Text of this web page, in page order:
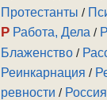
Протестанты /
Р Работа, Дела /
Блаженство /
Реинкарнация /
ревности / Россия